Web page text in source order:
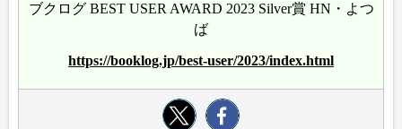
ブクログ BEST USER AWARD 2023 Silver賞 HN・よつ
ば
https://booklog.jp/best-user/2023/index.html